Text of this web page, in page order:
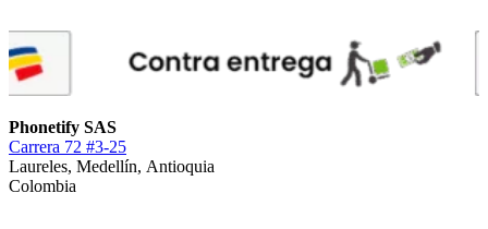
Phonetify SAS
Carrera 72 #3-25
Laureles, Medellín, Antioquia
Colombia